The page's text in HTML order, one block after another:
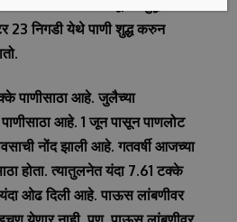
23 निगडी येथे पाणी शुद्ध करुन
पाणीसाठा आहे. जुलैच्या
पाणीसाठा आहे. 1 जून पासून पाणलोट
नोंद झाली आहे. गतवर्षी आजच्या
होता. त्यातुलनेत यंदा 7.61 टक्के
ओढ दिली आहे. पाऊस लांबणीवर